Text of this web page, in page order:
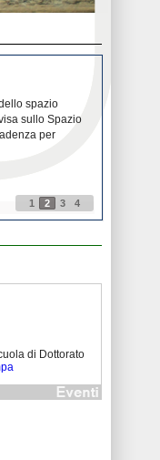
spazio
sullo Spazio
per
1 2 3 4
di Dottorato